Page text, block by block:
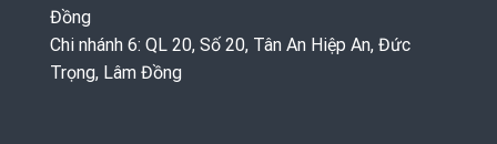
Đồng
Chi nhánh 6: QL 20, Số 20, Tân An Hiệp An, Đức
Trọng, Lâm Đồng